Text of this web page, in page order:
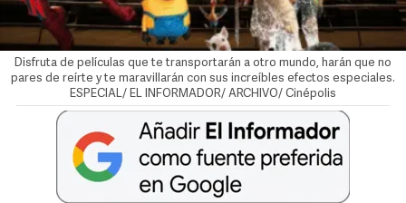
Disfruta de películas que te transportarán a otro mundo, harán que no
pares de reírte y te maravillarán con sus increíbles efectos especiales.
ESPECIAL/ EL INFORMADOR/ ARCHIVO/ Cinépolis